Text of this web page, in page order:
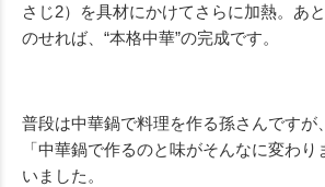
さじ2）を具材にかけてさらに加熱。あ
のせれば、“本格中華”の完成です。
普段は中華鍋で料理を作る孫さんですが
「中華鍋で作るのと味がそんなに変わ
いました。